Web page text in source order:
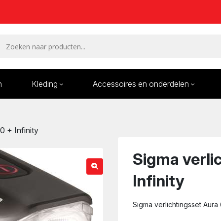
Kleding Accessoires en onderdelen
+ Infinity
Sigma
Infinity
Sigma verlichtingsset Aura